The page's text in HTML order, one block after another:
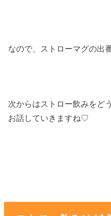
なので、ストローマグの出
次からはストロー飲みをど
お話していきますね♡